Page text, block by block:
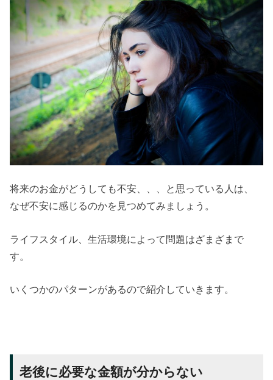
将来のお金がどうしても不安、、、と思っている人は、
なぜ不安に感じるのかを見つめてみましょう。
ライフスタイル、生活環境によって問題はざまざまで
す。
いくつかのパターンがあるので紹介していきます。
老後に必要な金額が分からない